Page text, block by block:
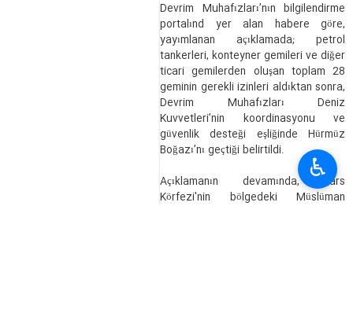
Devrim Muhafızları’nın bilgilendirme
portalınd yer alan habere göre,
yayımlanan açıklamada; petrol
tankerleri, konteyner gemileri ve diğer
ticari gemilerden oluşan toplam 28
geminin gerekli izinleri aldıktan sonra,
Devrim Muhafızları Deniz
Kuvvetleri’nin koordinasyonu ve
güvenlik desteği eşliğinde Hürmüz
Boğazı’nı geçtiği belirtildi.
Açıklamanın devamında, Fars
Körfezi'nin bölgedeki Müslüman
♿︎